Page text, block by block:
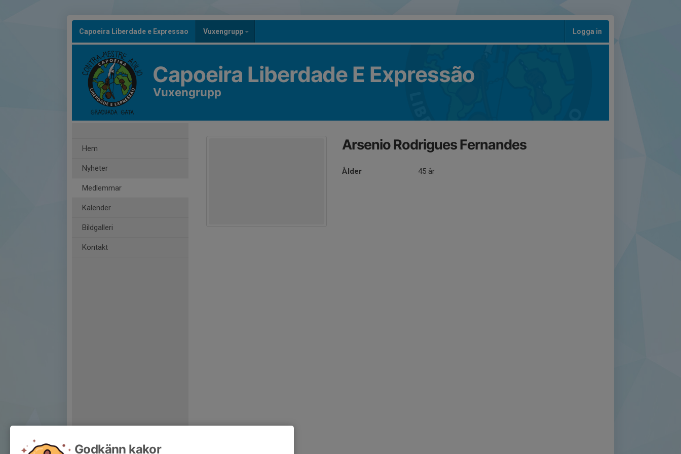
Capoeira Liberdade e Expressao Vuxengrupp Logga in
Capoeira Liberdade E Expressão
Vuxengrupp
Hem
Nyheter
Medlemmar
Kalender
Bildgalleri
Kontakt
Arsenio Rodrigues Fernandes
Ålder 45 år
Godkänn kakor